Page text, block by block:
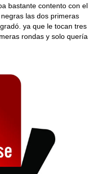
bastante contento con el
las dos primeras
ya que le tocan tres
rondas y solo quería